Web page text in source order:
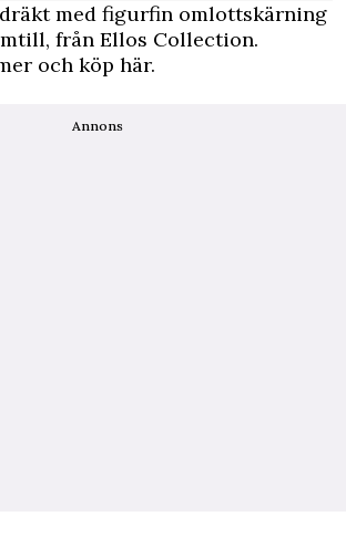
med figurfin omlottskärning
från Ellos Collection.
och köp här.
Annons